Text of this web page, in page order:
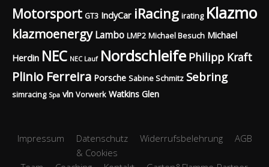
Motorsport GT3 IndyCar iRacing irating Klazmo
klazmoenergy Lambo LMP2 Michael Besuch Michael
Herdin NEC NEC Lauf Nordschleife Philipp Kraft
Plinio Ferreira Porsche Sabine Schmitz Sebring
simracing Spa vln Vorwerk Watkins Glen
Impressum
Datenschutz
& Cookies
Widerrufsbelehrung AGB